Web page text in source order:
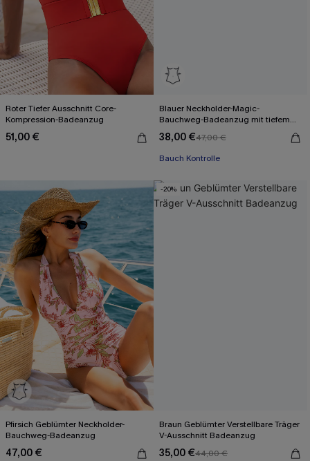
Roter Tiefer Ausschnitt Core-
Kompression-Badeanzug
51,00 €
Blauer Neckholder-Magic-
Bauchweg-Badeanzug mit tiefem
Ausschnitt
38,00 €47,00 €
Bauch Kontrolle
Pfirsich Geblümter Neckholder-
Bauchweg-Badeanzug
47,00 €
-20%
Braun Geblümter Verstellbare Träger
V-Ausschnitt Badeanzug
35,00 €44,00 €